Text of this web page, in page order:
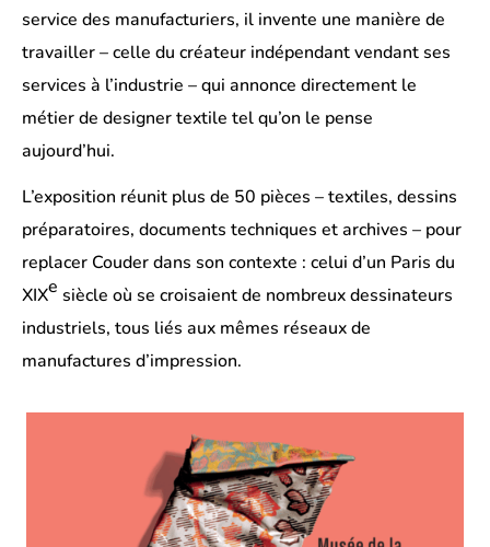
service des manufacturiers, il invente une manière de
travailler – celle du créateur indépendant vendant ses
services à l’industrie – qui annonce directement le
métier de designer textile tel qu’on le pense
aujourd’hui.
L’exposition réunit plus de 50 pièces – textiles, dessins
préparatoires, documents techniques et archives – pour
replacer Couder dans son contexte : celui d’un Paris du
XIXe siècle où se croisaient de nombreux dessinateurs
industriels, tous liés aux mêmes réseaux de
manufactures d’impression.